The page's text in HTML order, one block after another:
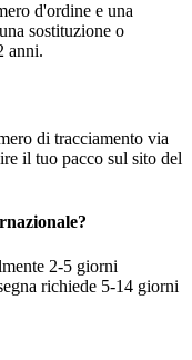
d'ordine e una
sostituzione o
anni.
di tracciamento via
il tuo pacco sul sito del
2-5 giorni
richiede 5-14 giorni